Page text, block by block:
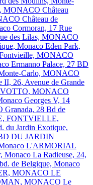
MONACO Château
Château de
Cormoran, 17 Rue
des Lilas, MONACO
Monaco Eden Park,
MONACO
Ermanno Palace, 27 BD
Carlo, MONACO
II, 26, Avenue de Grande
MONACO
Georges V, 14
Granada, 28 Bd de
FONTVIELLE,
du Jardin Exotique,
DU JARDIN
L'ARMORIAL
Monaco La Radieuse, 24,
de Belgique, Monaco
MONACO LE
MONACO Le